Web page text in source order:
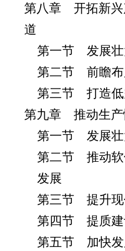
第八章 开拓新兴
道
第一节 发展壮
第二节 前瞻布
第三节 打造低
第九章 推动生产
第一节 发展壮
第二节 推动软
发展
第三节 提升现
第四节 提质建
第五节 加快发